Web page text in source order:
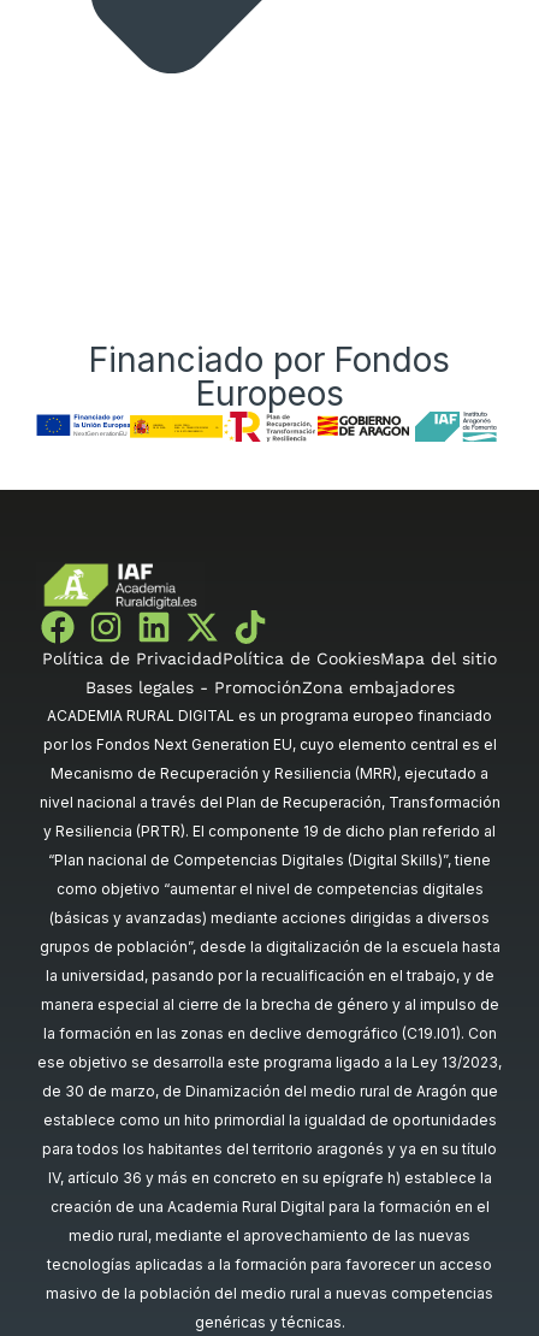
Financiado por Fondos
Europeos
Política de PrivacidadPolítica de CookiesMapa del sitio
Bases legales - PromociónZona embajadores
ACADEMIA RURAL DIGITAL es un programa europeo financiado
por los Fondos Next Generation EU, cuyo elemento central es el
Mecanismo de Recuperación y Resiliencia (MRR), ejecutado a
nivel nacional a través del Plan de Recuperación, Transformación
y Resiliencia (PRTR). El componente 19 de dicho plan referido al
“Plan nacional de Competencias Digitales (Digital Skills)”, tiene
como objetivo “aumentar el nivel de competencias digitales
(básicas y avanzadas) mediante acciones dirigidas a diversos
grupos de población”, desde la digitalización de la escuela hasta
la universidad, pasando por la recualificación en el trabajo, y de
manera especial al cierre de la brecha de género y al impulso de
la formación en las zonas en declive demográfico (C19.I01). Con
ese objetivo se desarrolla este programa ligado a la Ley 13/2023,
de 30 de marzo, de Dinamización del medio rural de Aragón que
establece como un hito primordial la igualdad de oportunidades
para todos los habitantes del territorio aragonés y ya en su título
IV, artículo 36 y más en concreto en su epígrafe h) establece la
creación de una Academia Rural Digital para la formación en el
medio rural, mediante el aprovechamiento de las nuevas
tecnologías aplicadas a la formación para favorecer un acceso
masivo de la población del medio rural a nuevas competencias
genéricas y técnicas.